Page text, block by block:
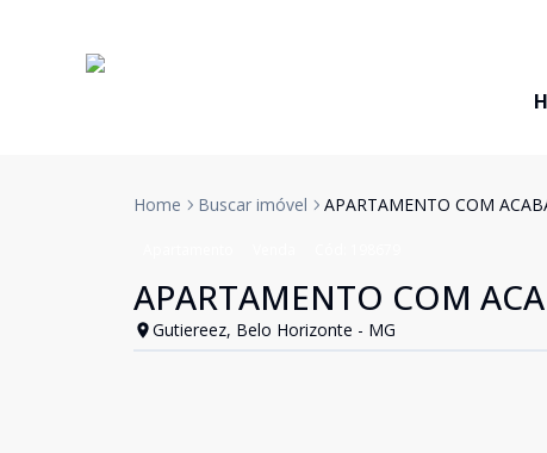
Home Buscar imóvel APARTAMENTO COM
APARTAMENTO COM
Gutiereez, Belo Horizonte - MG